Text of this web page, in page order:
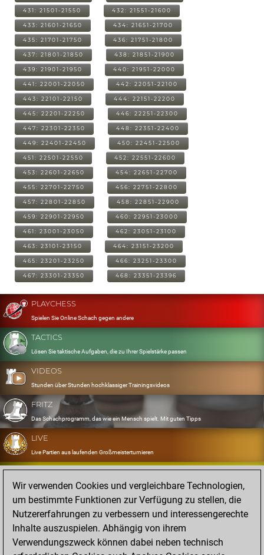
431: 21501-21550 432: 21551-21600
433: 21601-21650 434: 21651-21700
435: 21701-21750 436: 21751-21800
437: 21801-21850 438: 21851-21900
439: 21901-21950 440: 21951-22000
441: 22001-22050 442: 22051-22100
443: 22101-22150 444: 22151-22200
445: 22201-22250 446: 22251-22300
447: 22301-22350 448: 22351-22400
449: 22401-22450 450: 22451-22500
451: 22501-22550 452: 22551-22600
453: 22601-22650 454: 22651-22700
455: 22701-22750 456: 22751-22800
457: 22801-22850 458: 22851-22900
459: 22901-22950 460: 22951-23000
461: 23001-23050 462: 23051-23100
463: 23101-23150 464: 23151-23200
465: 23201-23250 466: 23251-23300
467: 23301-23350 468: 23351-23396
PLAYCHESS
Spielen Sie Online Schach gegen andere
TACTICS
Lösen Sie taktische Aufgaben, die zu Ihrer Spielstärke passen
VIDEOS
Stunden über Stunden hochklassiger Trainingsvideos
FRITZ
Das Schachprogramm, das wie ein Mensch spielt. Mit guten Tipps
LIVE
Live Partien aus laufenden Großmeisterturnieren
OPENINGS
Erfassen und Üben Sie Ihr Eröffnungsrepertoire
DATABASE
Acht Millionen starke Partien
MYGAMES
Speichern und analysieren Sie eigene Partien in der Cloud
Wir verwenden Cookies und vergleichbare Technologien,
um bestimmte Funktionen zur Verfügung zu stellen, die
Nutzererfahrungen zu verbessern und interessengerechte
Inhalte auszuspielen. Abhängig von ihrem
Verwendungszweck können dabei neben technisch